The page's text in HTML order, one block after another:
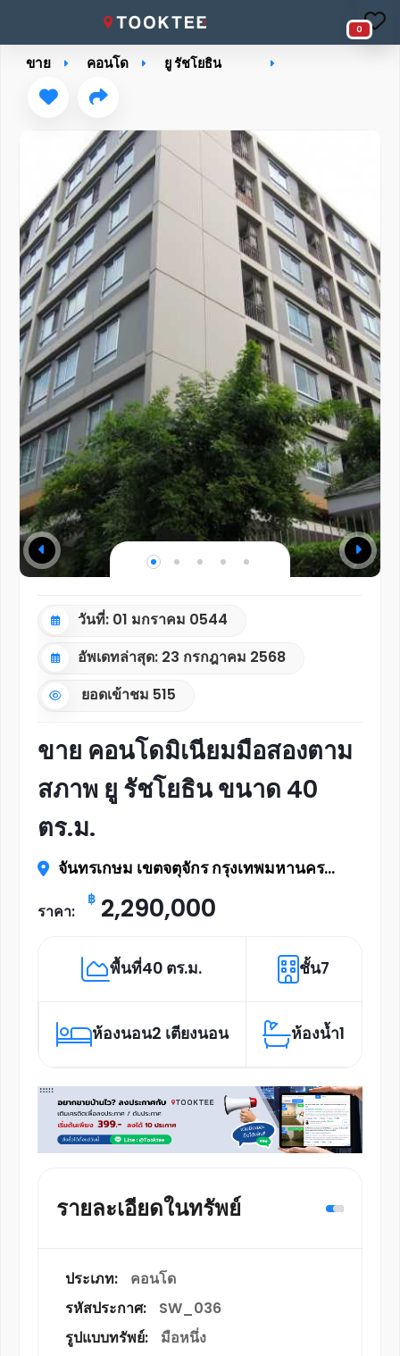
0
ขาย คอนโด ยู รัชโยธิน
วันที่: 01 มกราคม 0544
อัพเดทล่าสุด: 23 กรกฎาคม 2568
ยอดเข้าชม 515
ขาย คอนโดมิเนียมมือสองตาม
สภาพ ยู รัชโยธิน ขนาด 40
ตร.ม.
จันทรเกษม เขตจตุจักร กรุงเทพมหานคร
10900
ราคา:
฿ 2,290,000
พื้นที่40 ตร.ม. ชั้น7
ห้องนอน2 เตียงนอน ห้องน้ำ1
รายละเอียดในทรัพย์
ประเภท:
คอนโด
รหัสประกาศ:
SW_036
รูปแบบทรัพย์:
มือหนึ่ง